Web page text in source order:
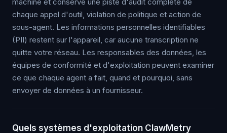
machine et conserve une piste d'audit complète de
chaque appel d'outil, violation de politique et action de
sous-agent. Les informations personnelles identifiables
(PII) restent sur l'appareil, car aucune transcription ne
quitte votre réseau. Les responsables des données, les
équipes de conformité et d'exploitation peuvent examiner
ce que chaque agent a fait, quand et pourquoi, sans
envoyer de données à un fournisseur.
Quels systèmes d'exploitation ClawMetry